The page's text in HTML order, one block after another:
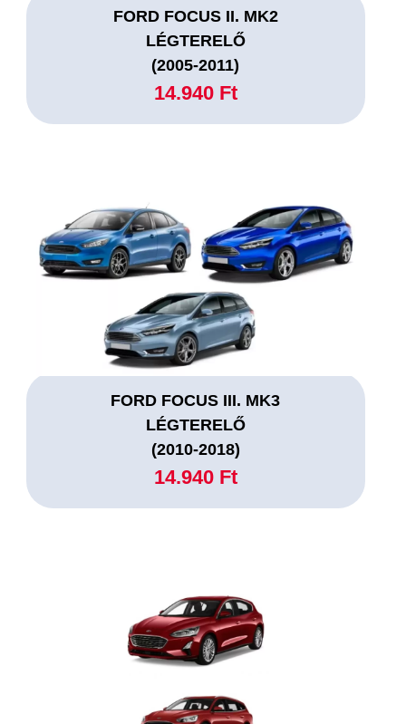
FORD FOCUS II. MK2
LÉGTERELŐ
(2005-2011)
14.940 Ft
FORD FOCUS III. MK3
LÉGTERELŐ
(2010-2018)
14.940 Ft